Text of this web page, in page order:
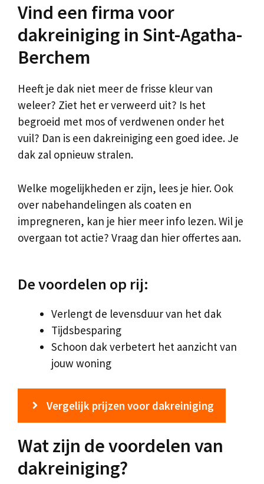
Vind een firma voor
dakreiniging in Sint-Agatha-
Berchem
Heeft je dak niet meer de frisse kleur van
weleer? Ziet het er verweerd uit? Is het
begroeid met mos of verdwenen onder het
vuil? Dan is een dakreiniging een goed idee. Je
dak zal opnieuw stralen.
Welke mogelijkheden er zijn, lees je hier. Ook
over nabehandelingen als coaten en
impregneren, kan je hier meer info lezen. Wil je
overgaan tot actie? Vraag dan hier offertes aan.
De voordelen op rij:
Verlengt de levensduur van het dak
Tijdsbesparing
Schoon dak verbetert het aanzicht van
jouw woning
Vergelijk prijzen voor dakreiniging
Wat zijn de voordelen van
dakreiniging?